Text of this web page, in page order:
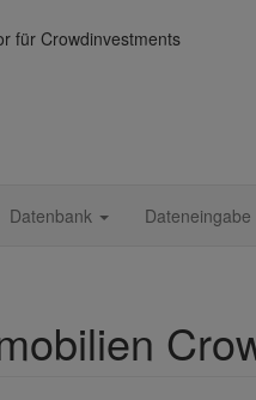
für Crowdinvestments
Datenbank Dateneingabe